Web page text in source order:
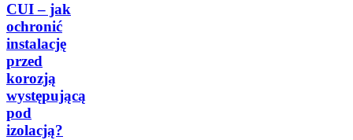
CUI – jak
ochronić
instalację
przed
korozją
występującą
pod
izolacją?